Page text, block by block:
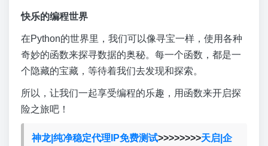
快乐的编程世界
在Python的世界里，我们可以像寻宝一样，使用各种
奇妙的函数来探寻数据的奥秘。每一个函数，都是一
个隐藏的宝藏，等待着我们去发现和探索。
所以，让我们一起享受编程的乐趣，用函数来开启探
险之旅吧！
神龙|纯净稳定代理IP免费测试>>>>>>>>天启|企